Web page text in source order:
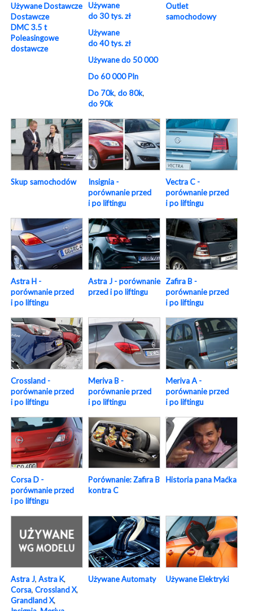
Używane Dostawcze
Dostawcze
DMC 3.5 t
Poleasingowe
dostawcze
Używane
do 30 tys. zł
Używane
do 40 tys. zł
Używane do 50 000
Do 60 000 Pln
Do 70k, do 80k,
do 90k
Outlet
samochodowy
Skup samochodów
Insignia -
porównanie przed
i po liftingu
Vectra C -
porównanie przed
i po liftingu
Astra H -
porównanie przed
i po liftingu
Astra J - porównanie
przed i po liftingu
Zafira B -
porównanie przed
i po liftingu
Crossland -
porównanie przed
i po liftingu
Meriva B -
porównanie przed
i po liftingu
Meriva A -
porównanie przed
i po liftingu
Corsa D -
porównanie przed
i po liftingu
Porównanie: Zafira B
kontra C
Historia pana Maćka
Astra J, Astra K,
Corsa, Crossland X,
Grandland X,
Używane Automaty Używane Elektryki